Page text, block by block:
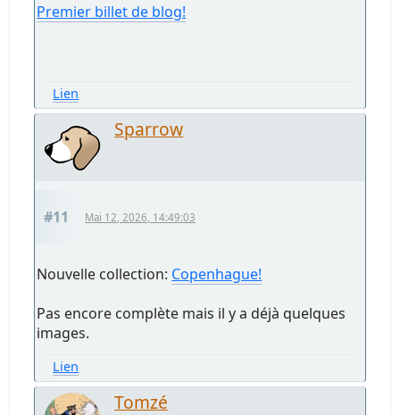
Premier billet de blog!
Lien
Sparrow
#11 Mai 12, 2026, 14:49:03
Nouvelle collection: Copenhague!
Pas encore complète mais il y a déjà quelques
images.
Lien
Tomzé